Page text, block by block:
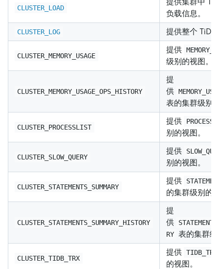
CLUSTER_LOAD
负载信息。
CLUSTER_LOG 提供整个
CLUSTER_MEMORY_USAGE
提供
级别的视图。
CLUSTER_MEMORY_USAGE_OPS_HISTORY
提
供
表的集群级别
CLUSTER_PROCESSLIST
提供
别的视图。
CLUSTER_SLOW_QUERY
提供
别的视图。
CLUSTER_STATEMENTS_SUMMARY
提供
的集群级别的
CLUSTER_STATEMENTS_SUMMARY_HISTORY
提
供
RY 表的集群
CLUSTER_TIDB_TRX
提供 TIDB_TRX
的视图。